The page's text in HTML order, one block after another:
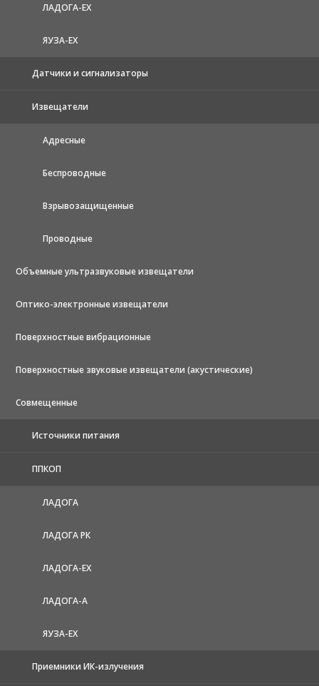
ЛАДОГА-EX
ЯУЗА-ЕХ
Датчики и сигнализаторы
Извещатели
Адресные
Беспроводные
Взрывозащищенные
Проводные
Объемные ультразвуковые извещатели
Оптико-электронные извещатели
Поверхностные вибрационные
Поверхностные звуковые извещатели (акустические)
Совмещенные
Источники питания
ППКОП
ЛАДОГА
ЛАДОГА РК
ЛАДОГА-EX
ЛАДОГА-А
ЯУЗА-ЕХ
Приемники ИК-излучения